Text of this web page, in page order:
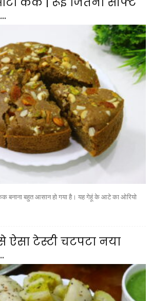
बहुत आसान हो गया है। यह गेहूं के आटे का ओरियो
टेस्टी चटपटा नया